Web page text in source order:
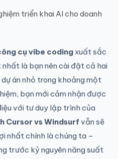
triển khai AI cho doanh
cụ vibe coding xuất sắc
là bạn nên cài đặt cả hai
án nhỏ trong khoảng một
bạn mới cảm nhận được
với tư duy lập trình của
Cursor vs Windsurf vẫn sẽ
nhất chính là chúng ta –
trước kỷ nguyên năng suất